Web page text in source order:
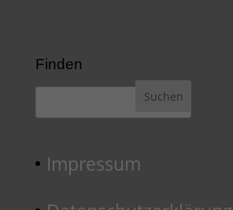
Finden
Impressum